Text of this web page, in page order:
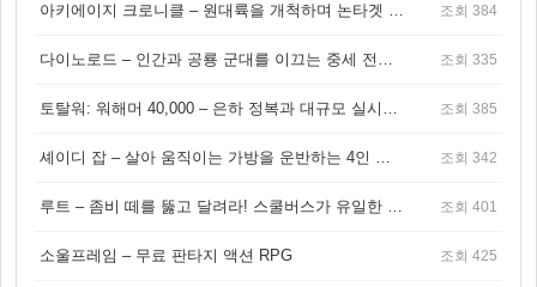
아키에이지 크로니클 – 원대륙을 개척하며 논타겟 전투를 즐기는 오픈월드 MMORPG 조회 384
다이노로드 – 인간과 공룡 군대를 이끄는 중세 전략 액션 RPG 조회 335
토탈워: 워해머 40,000 – 은하 정복과 대규모 실시간 전투가 결합된 전략 게임! 조회 385
셰이디 잡 – 살아 움직이는 가방을 운반하는 4인 협동 물리 어드벤처 게임 조회 342
루트 – 좀비 떼를 뚫고 달려라! 스쿨버스가 유일한 집이 되는 4인 협동 생존 게임 조회 401
소울프레임 – 무료 판타지 액션 RPG 조회 425